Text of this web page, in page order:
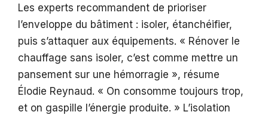
Les experts recommandent de prioriser
l’enveloppe du bâtiment : isoler, étanchéifier,
puis s’attaquer aux équipements. « Rénover le
chauffage sans isoler, c’est comme mettre un
pansement sur une hémorragie », résume
Élodie Reynaud. « On consomme toujours trop,
et on gaspille l’énergie produite. » L’isolation